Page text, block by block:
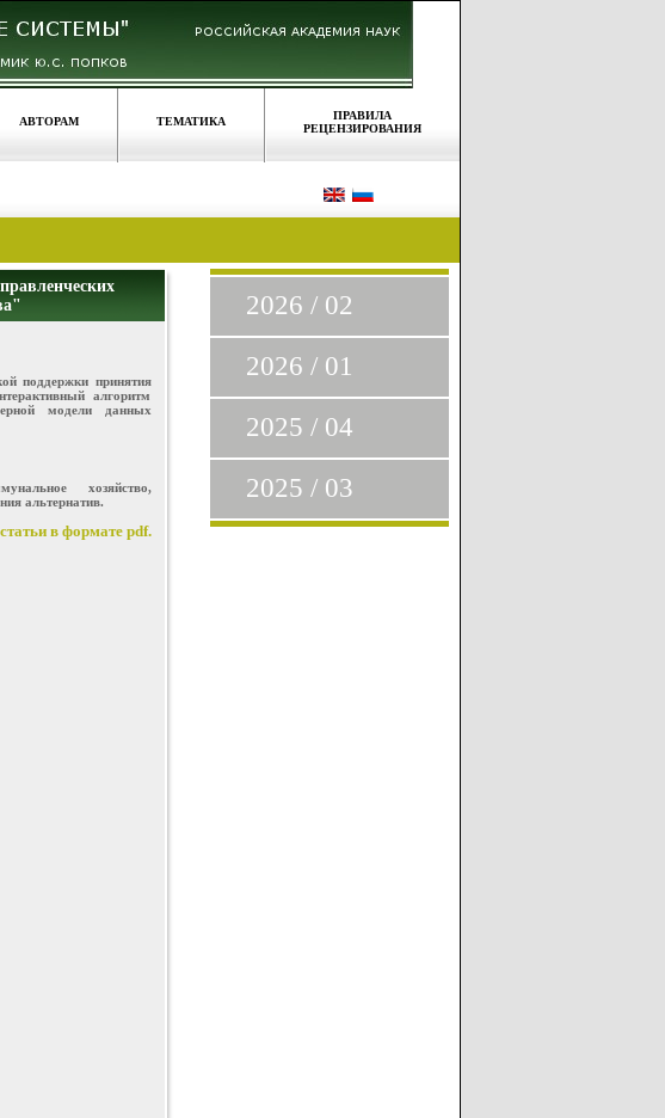
АВТОРАМ ТЕМАТИКА
ПРАВИЛА
РЕЦЕНЗИРОВАНИЯ
поддержки принятия
алгоритм
модели данных
хозяйство,
альтернатив.
в формате pdf.
2026 / 02
2026 / 01
2025 / 04
2025 / 03